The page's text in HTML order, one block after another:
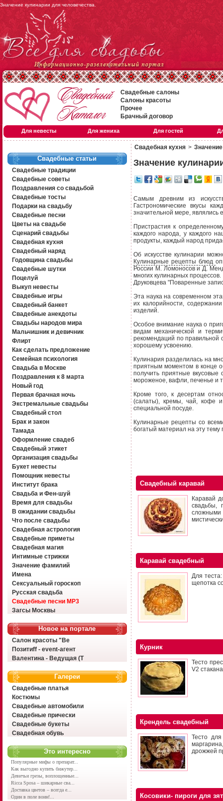
Значение кулинарии для человечества.
Свадебные салоны
Салоны красоты
Прочее
Брачный договор
Для невесты Для жениха Для гостей
Свадебные статьи
Свадебные традиции
Свадебные советы
Поздравления со свадьбой
Свадебные тосты
Подарки на свадьбу
Свадебные песни
Цветы на свадьбе
Сценарий свадьбы
Свадебная кухня
Свадебный наряд
Годовщина свадьбы
Свадебные шутки
Поцелуй
Выкуп невесты
Свадебные игры
Свадебный банкет
Свадебные анекдоты
Свадьбы народов мира
Мальчишник и девичник
Флирт
Как сделать предложение
Семейная психология
Свадьба в Москве
Поздравления к 8 марта
Новый год
Первая брачная ночь
Экстремальные свадьбы
Свадебный стол
Брак и закон
Тамада
Оформление свадеб
Свадебный этикет
Организация свадьбы
Букет невесты
Помощник невесты
Институт брака
Свадьба и Фен-шуй
Время для свадьбы
В ожидании свадьбы
Что после свадьбы
Свадебная астрология
Свадебные приметы
Свадебная магия
Интимные стрижки
Значение фамилий
Имена
Сексуальный гороскоп
Русская свадьба
Свадебные песни MP3
Загсы Москвы
Новое на портале
Салон красоты "Ве
Позитиff - event-агент
Валентина - Ведущая (Т
Галереи
Свадебные платья
Костюмы
Свадебные автомобили
Свадебные прически
Свадебные букеты
Свадебная обувь
Это интересно
Популярные мифы о препарат...
Как выгодно купить бижутер...
Девичьи грезы, воплощенные...
Ricca Sposa – шикарные сва...
Доставка цветов – всегда е...
Один в поле воин!...
Свадебная кухня >
Значение
Cамым древним из
Гастрономические вкусы
значительной мере, являлись
Пристрастия к
каждого народа, у каждого
продукты, каждый народ
Об искусстве кулинарии
Кулинарные рецепты блюд
России М. Ломоносов и Д.
многих кулинарных
Друковцева "Поваренные
Эта наука на современном
их калорийности,
изделий.
Особое внимание наука о
видам механической и
рекомендаций по правильной
хорошему усвоению.
Кулинария разделилась на
приятным моментом в конце
получить приятные
мороженое, вафли, печенье и
Кроме того, к десертам
(салаты), кремы, чай, кофе
специальной посуде.
Кулинарные рецепты со
богатый материал на эту
Свадебный каравай
Каравай
свадьбы,
сложными
Каравай свадебный
Для
щепотка
Курник
Тесто
V2
Крендель свадебный
Тесто
дрожжей
Косовики- пироги для